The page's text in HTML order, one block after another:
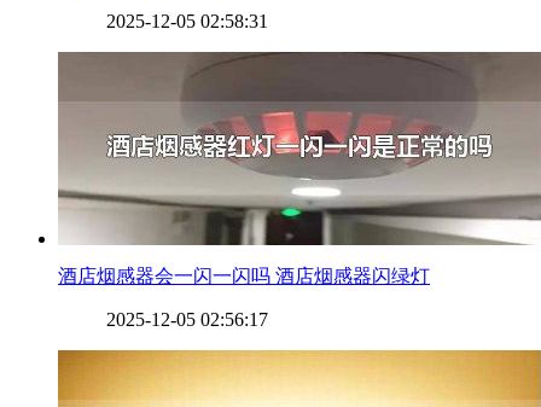
2025-12-05 02:58:31
​酒店烟感器会一闪一闪吗 酒店烟感器闪绿灯
2025-12-05 02:56:17